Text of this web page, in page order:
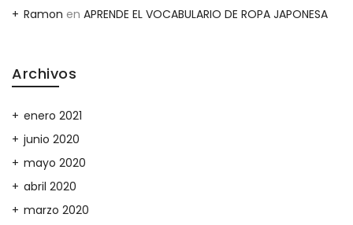
Ramon en APRENDE EL VOCABULARIO DE ROPA JAPONESA
Archivos
enero 2021
junio 2020
mayo 2020
abril 2020
marzo 2020